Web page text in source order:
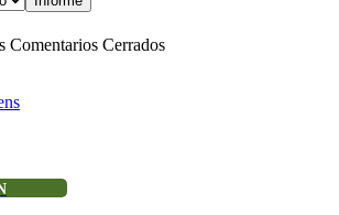
Comentarios Cerrados